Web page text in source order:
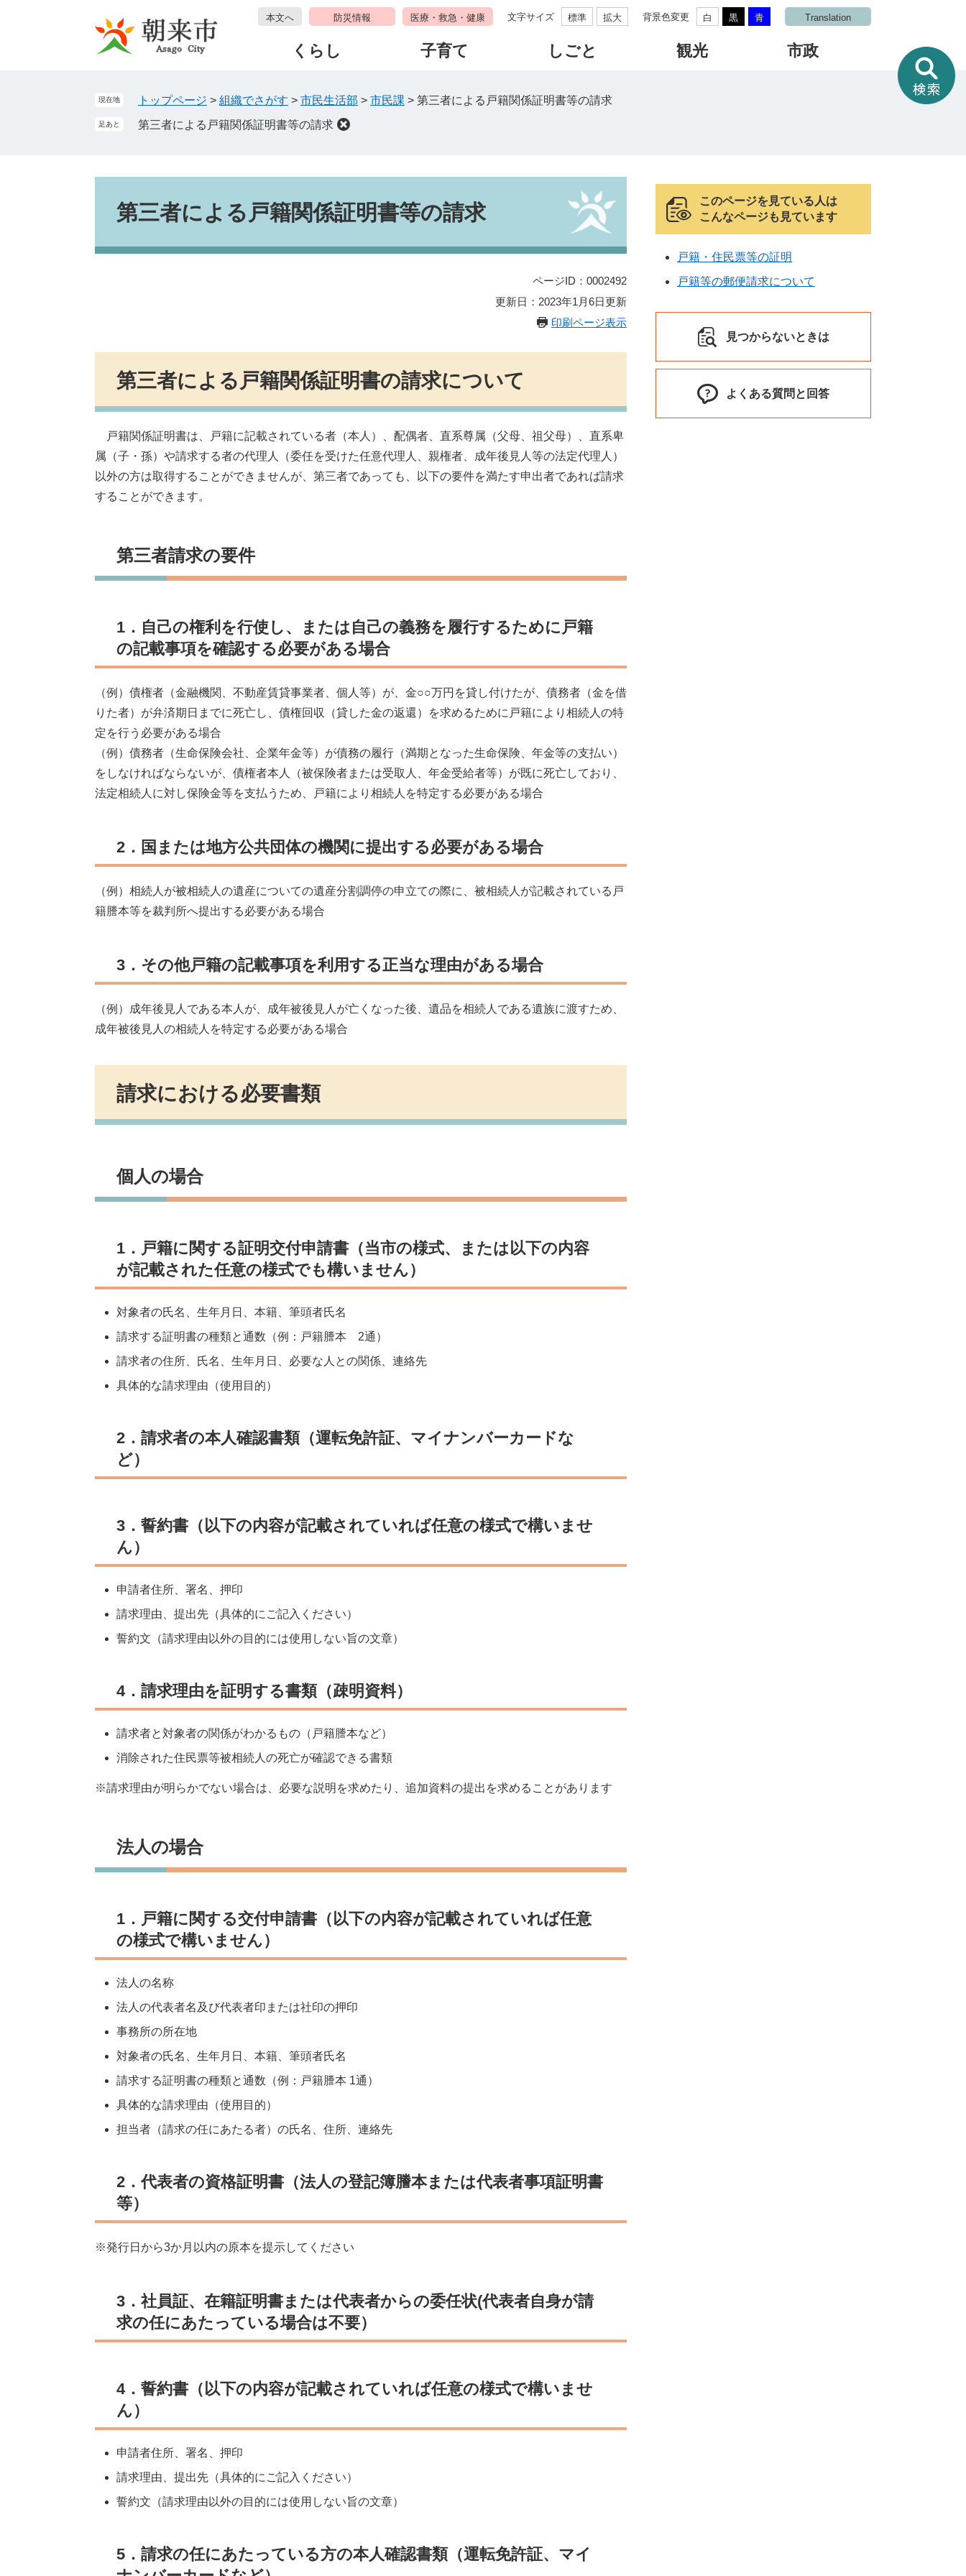
本文へ 防災情報 医療・救急・健康 文字サイズ 標準 拡大 背景色変更 白 黒 青 Translation
くらし 子育て しごと 観光 市政
現在地 トップページ > 組織でさがす > 市民生活部 > 市民課 > 第三者による戸籍関係証明書等の請求
足あと 第三者による戸籍関係証明書等の請求
第三者による戸籍関係証明書等の請求
ページID：0002492
更新日：2023年1月6日更新
印刷ページ表示
第三者による戸籍関係証明書の請求について
戸籍関係証明書は、戸籍に記載されている者（本人）、配偶者、直系尊属（父母、祖父母）、直系卑
属（子・孫）や請求する者の代理人（委任を受けた任意代理人、親権者、成年後見人等の法定代理人）
以外の方は取得することができませんが、第三者であっても、以下の要件を満たす申出者であれば請求
することができます。
第三者請求の要件
1．自己の権利を行使し、または自己の義務を履行するために戸籍
の記載事項を確認する必要がある場合
（例）債権者（金融機関、不動産賃貸事業者、個人等）が、金○○万円を貸し付けたが、債務者（金を借
りた者）が弁済期日までに死亡し、債権回収（貸した金の返還）を求めるために戸籍により相続人の特
定を行う必要がある場合
（例）債務者（生命保険会社、企業年金等）が債務の履行（満期となった生命保険、年金等の支払い）
をしなければならないが、債権者本人（被保険者または受取人、年金受給者等）が既に死亡しており、
法定相続人に対し保険金等を支払うため、戸籍により相続人を特定する必要がある場合
2．国または地方公共団体の機関に提出する必要がある場合
（例）相続人が被相続人の遺産についての遺産分割調停の申立ての際に、被相続人が記載されている戸
籍謄本等を裁判所へ提出する必要がある場合
3．その他戸籍の記載事項を利用する正当な理由がある場合
（例）成年後見人である本人が、成年被後見人が亡くなった後、遺品を相続人である遺族に渡すため、
成年被後見人の相続人を特定する必要がある場合
請求における必要書類
個人の場合
1．戸籍に関する証明交付申請書（当市の様式、または以下の内容
が記載された任意の様式でも構いません）
対象者の氏名、生年月日、本籍、筆頭者氏名
請求する証明書の種類と通数（例：戸籍謄本 2通）
請求者の住所、氏名、生年月日、必要な人との関係、連絡先
具体的な請求理由（使用目的）
2．請求者の本人確認書類（運転免許証、マイナンバーカードな
ど）
3．誓約書（以下の内容が記載されていれば任意の様式で構いませ
ん）
申請者住所、署名、押印
請求理由、提出先（具体的にご記入ください）
誓約文（請求理由以外の目的には使用しない旨の文章）
4．請求理由を証明する書類（疎明資料）
請求者と対象者の関係がわかるもの（戸籍謄本など）
消除された住民票等被相続人の死亡が確認できる書類
※請求理由が明らかでない場合は、必要な説明を求めたり、追加資料の提出を求めることがあります
法人の場合
1．戸籍に関する交付申請書（以下の内容が記載されていれば任意
の様式で構いません）
法人の名称
法人の代表者名及び代表者印または社印の押印
事務所の所在地
対象者の氏名、生年月日、本籍、筆頭者氏名
請求する証明書の種類と通数（例：戸籍謄本 1通）
具体的な請求理由（使用目的）
担当者（請求の任にあたる者）の氏名、住所、連絡先
2．代表者の資格証明書（法人の登記簿謄本または代表者事項証明書
等）
※発行日から3か月以内の原本を提示してください
3．社員証、在籍証明書または代表者からの委任状(代表者自身が請
求の任にあたっている場合は不要）
4．誓約書（以下の内容が記載されていれば任意の様式で構いませ
ん）
申請者住所、署名、押印
請求理由、提出先（具体的にご記入ください）
誓約文（請求理由以外の目的には使用しない旨の文章）
5．請求の任にあたっている方の本人確認書類（運転免許証、マイ
このページを見ている人は
こんなページも見ています
戸籍・住民票等の証明
戸籍等の郵便請求について
見つからないときは
よくある質問と回答
情
報
を